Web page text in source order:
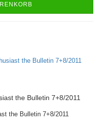
the Bulletin 7+8/2011
the Bulletin 7+8/2011